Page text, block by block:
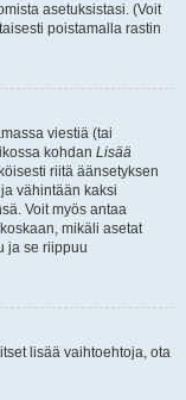
asetuksistasi. (Voit
poistamalla rastin
viestiä (tai
kohdan Lisää
riitä äänsetyksen
vähintään kaksi
Voit myös antaa
mikäli asetat
ja se riippuu
lisää vaihtoehtoja, ota